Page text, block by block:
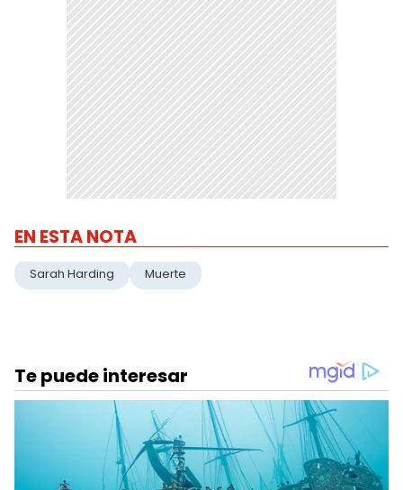
EN ESTA NOTA
Sarah Harding Muerte